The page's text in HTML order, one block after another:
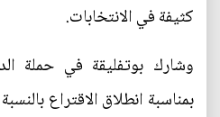
كثيفة في الانتخابات.
وشارك بوتفليقة في حملة
بمناسبة انطلاق الاقتراع